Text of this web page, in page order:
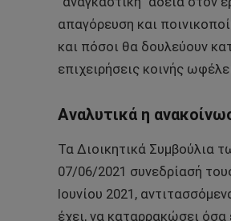
απαγόρευση και
και πόσοι θα δουλεύουν
επιχειρήσεις κοινής
Αναλυτικά η
Τα Διοικητικά
07/06/2021 συνεδρίασή
Ιουνίου 2021,
έχει, να καταρρακώσει όσα